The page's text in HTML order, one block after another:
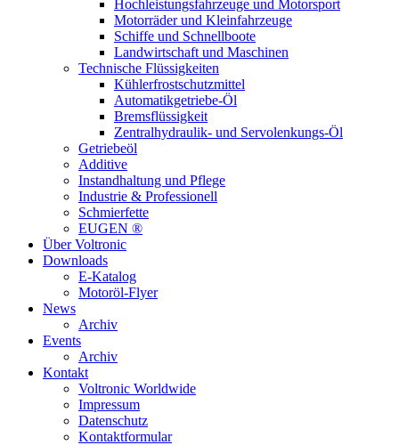
Hochleistungsfahrzeuge und Motorsport
Motorräder und Kleinfahrzeuge
Schiffe und Schnellboote
Landwirtschaft und Maschinen
Technische Flüssigkeiten
Kühlerfrostschutzmittel
Automatikgetriebe-Öl
Bremsflüssigkeit
Zentralhydraulik- und Servolenkungs-Öl
Getriebeöl
Additive
Instandhaltung und Pflege
Industrie & Professionell
Schmierfette
EUGEN ®
Über Voltronic
Downloads
E-Katalog
Motoröl-Flyer
News
Archiv
Events
Archiv
Kontakt
Voltronic Worldwide
Impressum
Datenschutz
Kontaktformular